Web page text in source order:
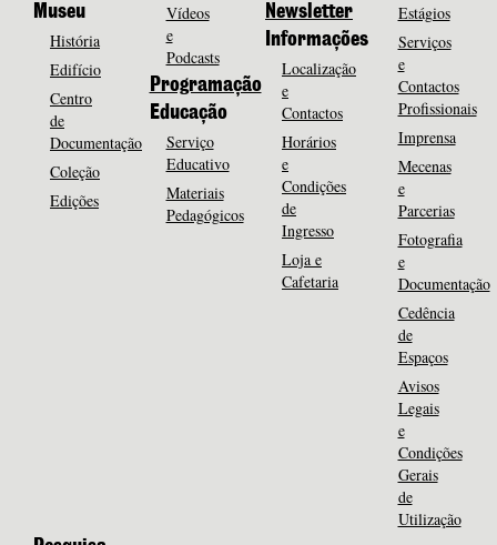
Museu
História
Edifício
Centro
de
Documentação
Coleção
Edições
Vídeos
e
Podcasts
Programação
Educação
Serviço
Educativo
Materiais
Pedagógicos
Newsletter
Informações
Localização
e
Contactos
Horários
e
Condições
de
Ingresso
Loja e
Cafetaria
Estágios
Serviços
e
Contactos
Profissionais
Imprensa
Mecenas
e
Parcerias
Fotografia
e
Documentação
Cedência
de
Espaços
Avisos
Legais
e
Condições
Gerais
de
Utilização